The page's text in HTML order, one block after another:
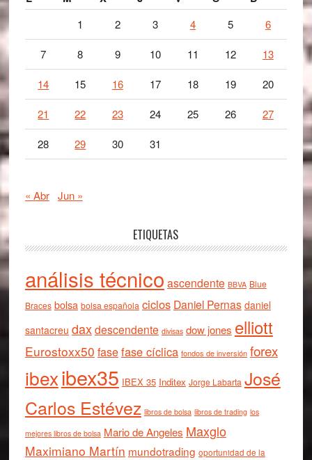
1 2 3 4 5 6
7 8 9 10 11 12 13
14 15 16 17 18 19 20
21 22 23 24 25 26 27
28 29 30 31
« Abr Jun »
ETIQUETAS
análisis técnico ascendente BBVA Blue
Braces bolsa bolsa española ciclos Daniel Pernas daniel
santacreu daxdescendente divisas dow jones elliott
Eurostoxx50 fasefase cíclica fondos de inversión forex
ibexibex35 IBEX 35 Inditex Jorge Labarta José
Carlos Estévez libros de bolsa libros de trading los
mejores libros de bolsa Mario de Angeles Maxglo
Maximiano Martín mundotrading oportunidad de la